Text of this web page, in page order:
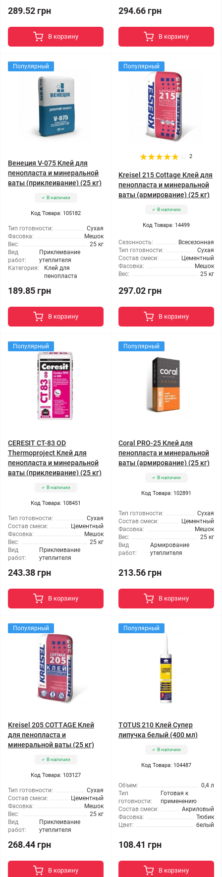
289.52 грн
В корзину
294.66 грн
В корзину
Популярный
Венеция V-075 Клей для
пенопласта и минеральной
ваты (приклеивание) (25 кг)
В наличии
Код Товара: 105182
Тип готовности:
Сухая
Фасовка:
Мешок
Вес:
25 кг
Вид
работ:
Приклеивание
утеплителя
Категория:
Клей для
пенопласта
189.85 грн
В корзину
Популярный
2
Kreisel 215 Cottage Клей для
пенопласта и минеральной
ваты (армирование) (25 кг)
В наличии
Код Товара: 14499
Сезонность:
Всесезонная
Тип готовности:
Сухая
Состав смеси:
Цементный
Фасовка:
Мешок
Вес:
25 кг
297.02 грн
В корзину
Популярный
CERESIT CT-83 OD
Thermoproject Клей для
пенопласта и минеральной
ваты (приклеивание) (25 кг)
В наличии
Код Товара: 108451
Тип готовности:
Сухая
Состав смеси:
Цементный
Фасовка:
Мешок
Вес:
25 кг
Вид
работ:
Приклеивание
утеплителя
243.38 грн
В корзину
Популярный
Coral PRO-25 Клей для
пенопласта и минеральной
ваты (армирование) (25 кг)
В наличии
Код Товара: 102891
Тип готовности:
Сухая
Состав смеси:
Цементный
Фасовка:
Мешок
Вес:
25 кг
Вид
работ:
Армирование
утеплителя
213.56 грн
В корзину
Популярный
Kreisel 205 СОТТAGE Клей
для пенопласта и
минеральной ваты (25 кг)
В наличии
Код Товара: 103127
Тип готовности:
Сухая
Состав смеси:
Цементный
Фасовка:
Мешок
Вес:
25 кг
Вид
работ:
Приклеивание
утеплителя
268.44 грн
В корзину
Популярный
TOTUS 210 Клей Супер
липучка белый (400 мл)
В наличии
Код Товара: 104487
Объем:
0,4 л
Тип
готовности:
Готовая к
применению
Состав смеси:
Акриловый
Фасовка:
Тюбик
Цвет:
белый
108.41 грн
В корзину